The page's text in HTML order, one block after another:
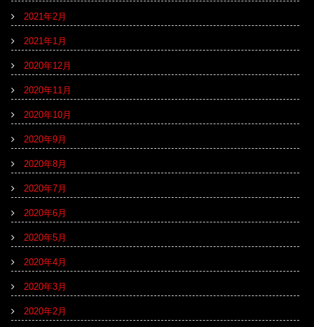
2021年2月
2021年1月
2020年12月
2020年11月
2020年10月
2020年9月
2020年8月
2020年7月
2020年6月
2020年5月
2020年4月
2020年3月
2020年2月